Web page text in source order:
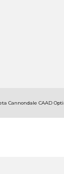
Cannondale CAAD